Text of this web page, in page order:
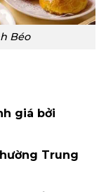
Béo
giá bởi
Trung